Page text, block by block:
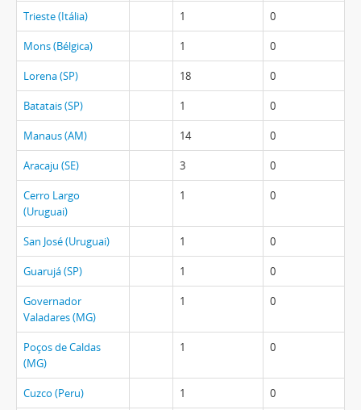
Trieste (Itália) 1 0
Mons (Bélgica) 1 0
Lorena (SP) 18 0
Batatais (SP) 1 0
Manaus (AM) 14 0
Aracaju (SE) 3 0
Cerro Largo
(Uruguai)
1 0
San José (Uruguai) 1 0
Guarujá (SP) 1 0
Governador
Valadares (MG)
1 0
Poços de Caldas
(MG)
1 0
Cuzco (Peru) 1 0